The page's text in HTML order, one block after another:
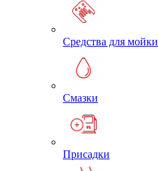
Средства для мойки
Смазки
Присадки